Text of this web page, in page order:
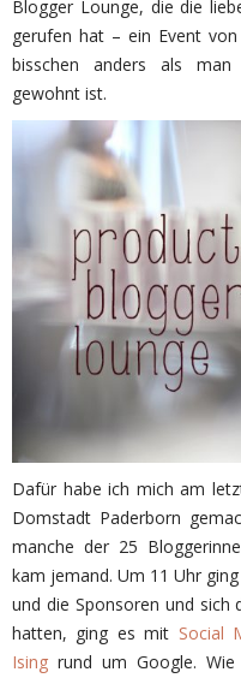
Blogger Lounge, die die
gerufen hat – ein Event
bisschen anders als
gewohnt ist.
Dafür habe ich mich am
Domstadt Paderborn
manche der 25
kam jemand. Um 11 Uhr
und die Sponsoren und sich
hatten, ging es mit Social
Ising rund um Google.